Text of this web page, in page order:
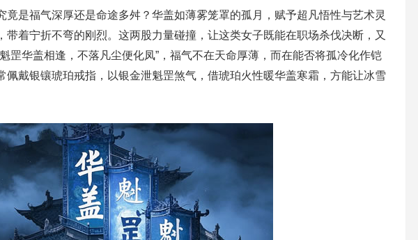
竟是福气深厚还是命途多舛？华盖如薄雾笼罩的孤月，赋予超凡悟性与艺术灵
带着宁折不弯的刚烈。这两股力量碰撞，让这类女子既能在职场杀伐决断，又
罡华盖相逢，不落凡尘便化凤”，福气不在天命厚薄，而在能否将孤冷化作铠
戴银镶琥珀戒指，以银金泄魁罡煞气，借琥珀火性暖华盖寒霜，方能让冰雪